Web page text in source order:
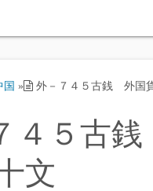
国 » 外－７４５古銭 外国
４５古
文